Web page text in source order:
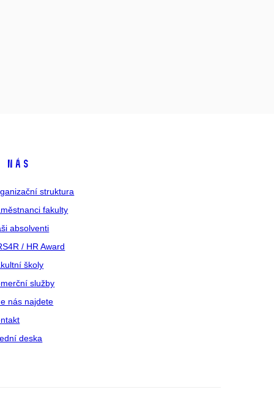
nás
struktura
fakulty
absolventi
/ HR Award
školy
služby
nás najdete
deska